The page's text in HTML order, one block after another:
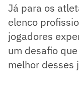
Já para os
elenco
jogadores
um desafio
melhor desses